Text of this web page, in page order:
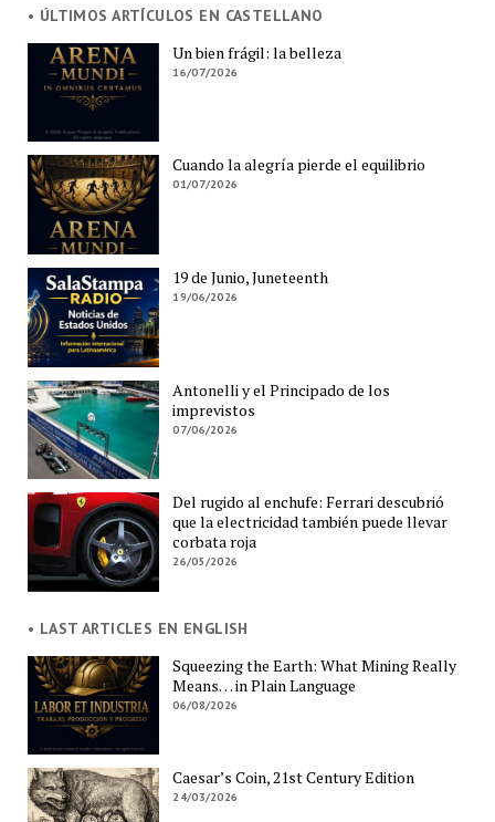
• ÚLTIMOS ARTÍCULOS EN CASTELLANO
Un bien frágil: la belleza
16/07/2026
Cuando la alegría pierde el equilibrio
01/07/2026
19 de Junio, Juneteenth
19/06/2026
Antonelli y el Principado de los
imprevistos
07/06/2026
Del rugido al enchufe: Ferrari descubrió
que la electricidad también puede llevar
corbata roja
26/05/2026
• LAST ARTICLES EN ENGLISH
Squeezing the Earth: What Mining Really
Means… in Plain Language
06/08/2026
Caesar’s Coin, 21st Century Edition
24/03/2026